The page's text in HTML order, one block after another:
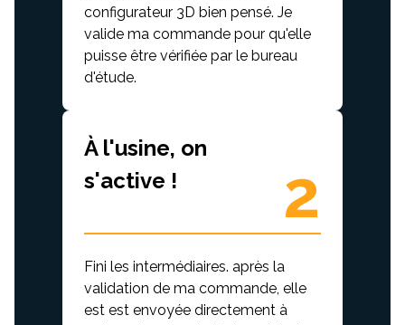
configurateur 3D bien pensé. Je
valide ma commande pour qu'elle
puisse être vérifiée par le bureau
d'étude.
2
À l'usine, on
s'active !
Fini les intermédiaires. après la
validation de ma commande, elle
est est envoyée directement à